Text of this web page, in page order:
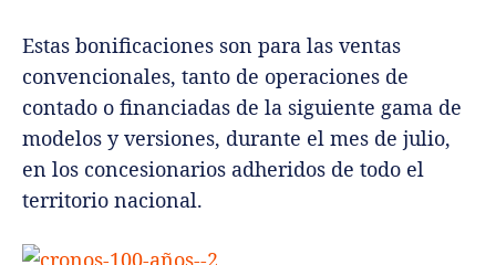
Estas bonificaciones son para las ventas
convencionales, tanto de operaciones de
contado o financiadas de la siguiente gama de
modelos y versiones, durante el mes de julio,
en los concesionarios adheridos de todo el
territorio nacional.